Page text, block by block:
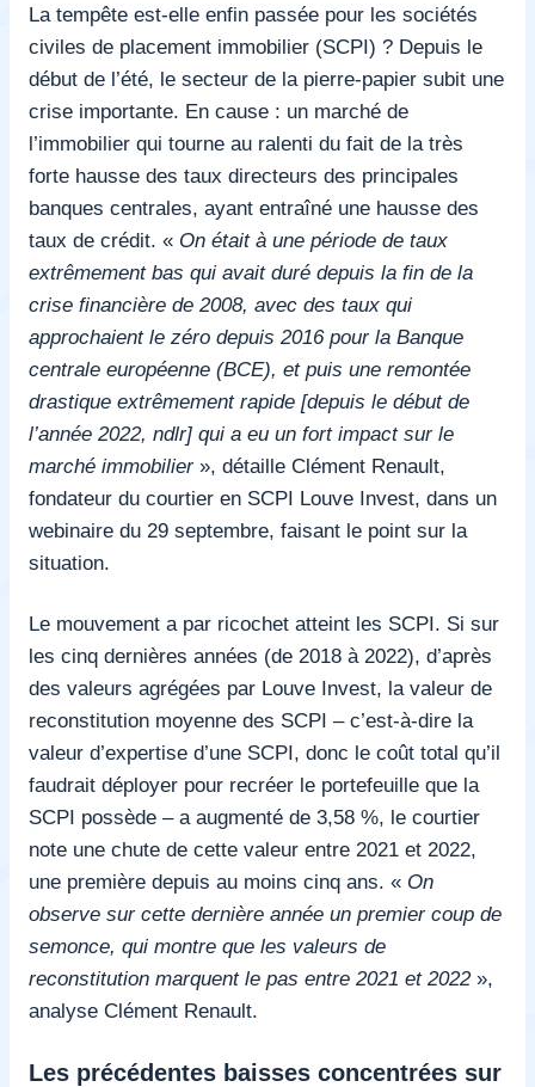
La tempête est-elle enfin passée pour les sociétés
civiles de placement immobilier (SCPI) ? Depuis le
début de l’été, le secteur de la pierre-papier subit une
crise importante. En cause : un marché de
l’immobilier qui tourne au ralenti du fait de la très
forte hausse des taux directeurs des principales
banques centrales, ayant entraîné une hausse des
taux de crédit. « On était à une période de taux
extrêmement bas qui avait duré depuis la fin de la
crise financière de 2008, avec des taux qui
approchaient le zéro depuis 2016 pour la Banque
centrale européenne (BCE), et puis une remontée
drastique extrêmement rapide [depuis le début de
l’année 2022, ndlr] qui a eu un fort impact sur le
marché immobilier», détaille Clément Renault,
fondateur du courtier en SCPI Louve Invest, dans un
webinaire du 29 septembre, faisant le point sur la
situation.
Le mouvement a par ricochet atteint les SCPI. Si sur
les cinq dernières années (de 2018 à 2022), d’après
des valeurs agrégées par Louve Invest, la valeur de
reconstitution moyenne des SCPI – c’est-à-dire la
valeur d’expertise d’une SCPI, donc le coût total qu’il
faudrait déployer pour recréer le portefeuille que la
SCPI possède – a augmenté de 3,58 %, le courtier
note une chute de cette valeur entre 2021 et 2022,
une première depuis au moins cinq ans. « On
observe sur cette dernière année un premier coup de
semonce, qui montre que les valeurs de
reconstitution marquent le pas entre 2021 et 2022»,
analyse Clément Renault.
Les précédentes baisses concentrées sur